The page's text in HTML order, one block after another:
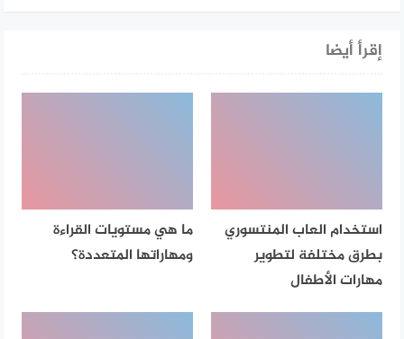
إقرأ أيضا
استخدام العاب المنتسوري
بطرق مختلفة لتطوير
مهارات الأطفال
ما هي مستويات القراءة
ومهاراتها المتعددة؟